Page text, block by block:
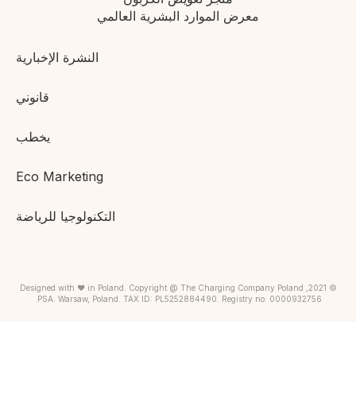
معرض الموارد البشرية العالمي
النشرة الإخبارية
قانوني
يخطب
Eco Marketing
التكنولوجيا للرياضة
© 2021, Designed with ❤ in Poland. Copyright @ The Charging Company Poland
PSA. Warsaw, Poland. TAX ID: PL5252884490. Registry no: 0000932756.